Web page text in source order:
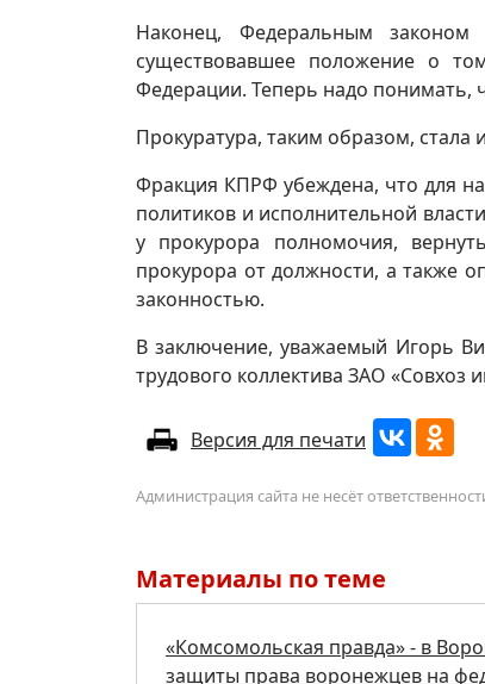
Наконец, Федеральным
существовавшее положение о
Федерации. Теперь надо понимать,
Прокуратура, таким образом, стала
Фракция КПРФ убеждена, что для
политиков и исполнительной
у прокурора полномочия,
прокурора от должности, а также
законностью.
В заключение, уважаемый Игорь
трудового коллектива ЗАО
Версия для печати
Администрация сайта не несёт
Материалы по теме
«Комсомольская правда» - в
защиты права воронежцев на